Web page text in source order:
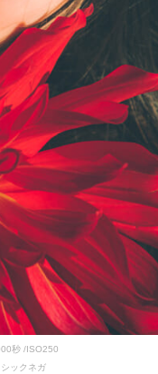
秒 /ISO250
ックネガ